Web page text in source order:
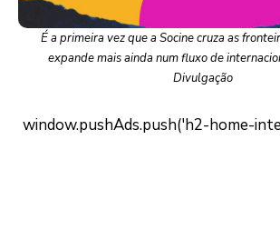
É a primeira vez que a Socine cruza as
expande mais ainda num fluxo de
Divulgação